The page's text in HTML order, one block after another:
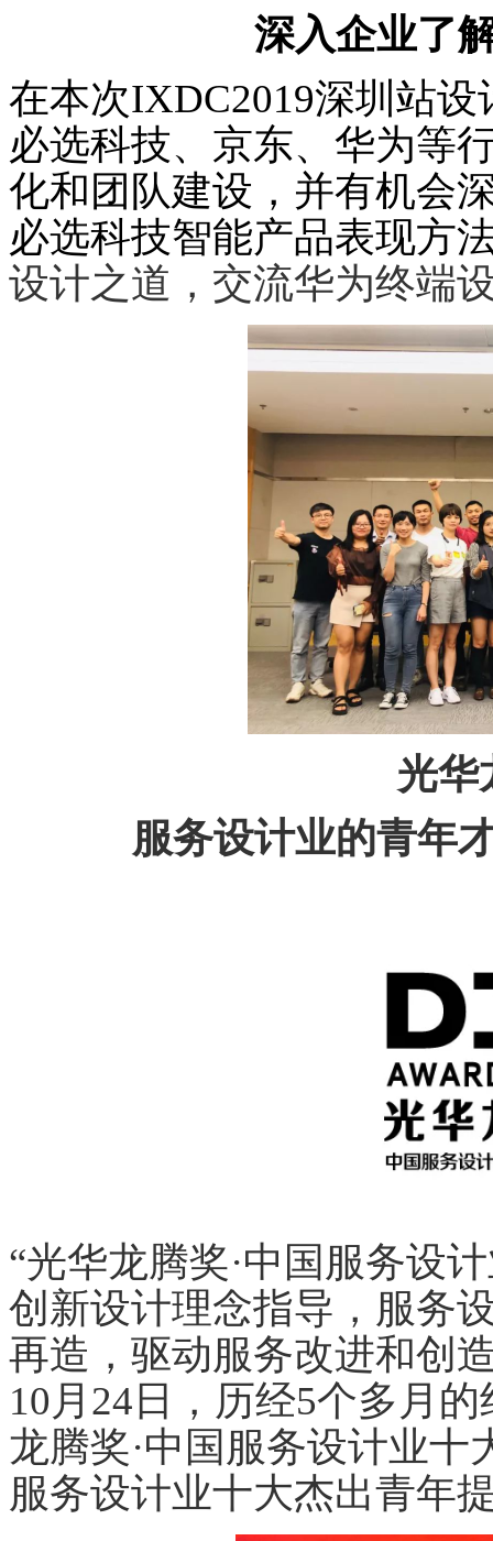
深入企业了
在本次IXDC2019深圳站
必选科技、京东、华为等
化和团队建设，并有机会
必选科技智能产品表现方
设计之道，交流华为终端
光华
服务设计业的青年
“光华龙腾奖·中国服务设
创新设计理念指导，服务
再造，驱动服务改进和创
10月24日，历经5个多月
龙腾奖·中国服务设计业十
服务设计业十大杰出青年